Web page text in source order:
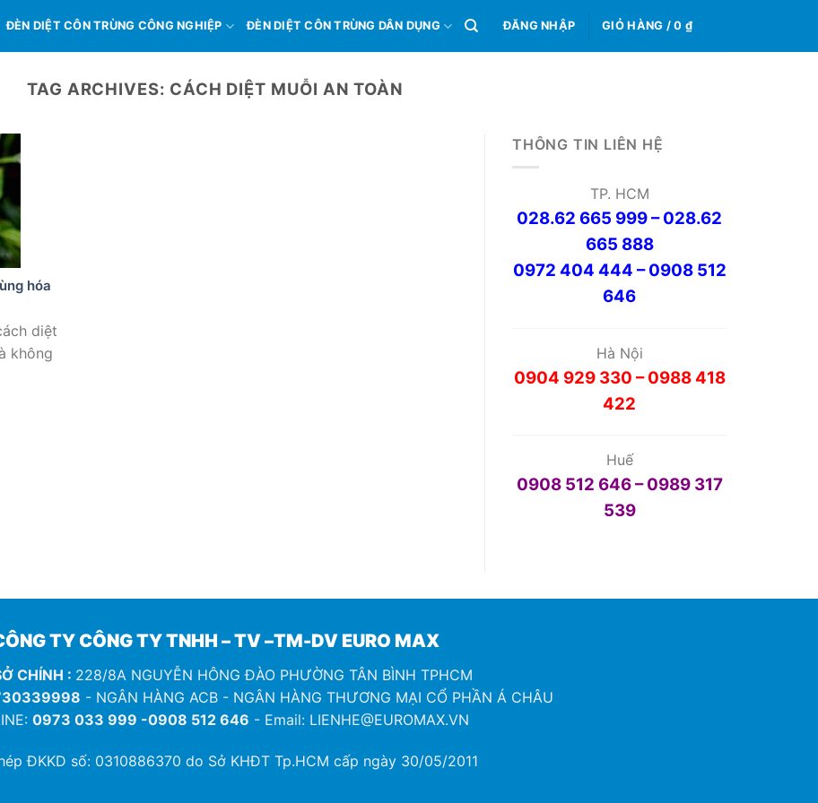
ĐÈN DIỆT CÔN TRÙNG CÔNG NGHIỆP ĐÈN DIỆT CÔN TRÙNG DÂN DỤNG ĐĂNG NHẬP GIỎ HÀNG /0 ₫
TAG ARCHIVES: CÁCH DIỆT MUỖI AN TOÀN
hóa
diệt
không
THÔNG TIN LIÊN HỆ
TP. HCM
028.62 665 999 – 028.62
665 888
0972 404 444 – 0908 512
646
Hà Nội
0904 929 330 – 0988 418
422
Huế
0908 512 646 – 0989 317
539
TY CÔNG TY TNHH – TV –TM-DV EURO MAX
CHÍNH : 228/8A NGUYỄN HÔNG ĐÀO PHƯỜNG TÂN BÌNH TPHCM
- NGÂN HÀNG ACB - NGÂN HÀNG THƯƠNG MẠI CỔ PHẦN Á CHÂU
0973 033 999 -0908 512 646 - Email: LIENHE@EUROMAX.VN
ĐKKD số: 0310886370 do Sở KHĐT Tp.HCM cấp ngày 30/05/2011